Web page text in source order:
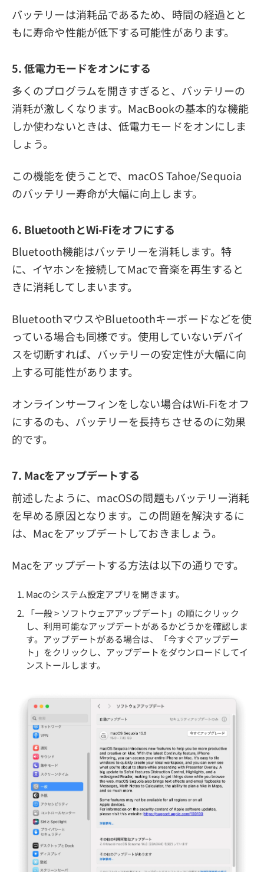
バッテリーは消耗品であるため、時間の経過とと
もに寿命や性能が低下する可能性があります。
5. 低電力モードをオンにする
多くのプログラムを開きすぎると、バッテリーの
消耗が激しくなります。MacBookの基本的な機能
しか使わないときは、低電力モードをオンにしま
しょう。
この機能を使うことで、macOS Tahoe/Sequoia
のバッテリー寿命が大幅に向上します。
6. BluetoothとWi-Fiをオフにする
Bluetooth機能はバッテリーを消耗します。特
に、イヤホンを接続してMacで音楽を再生すると
きに消耗してしまいます。
BluetoothマウスやBluetoothキーボードなどを使
っている場合も同様です。使用していないデバイ
スを切断すれば、バッテリーの安定性が大幅に向
上する可能性があります。
オンラインサーフィンをしない場合はWi-Fiをオフ
にするのも、バッテリーを長持ちさせるのに効果
的です。
7. Macをアップデートする
前述したように、macOSの問題もバッテリー消耗
を早める原因となります。この問題を解決するに
は、Macをアップデートしておきましょう。
Macをアップデートする方法は以下の通りです。
Macのシステム設定アプリを開きます。
「一般 > ソフトウェアアップデート」の順にクリック
し、利用可能なアップデートがあるかどうかを確認しま
す。アップデートがある場合は、「今すぐアップデー
ト」をクリックし、アップデートをダウンロードしてイ
ンストールします。